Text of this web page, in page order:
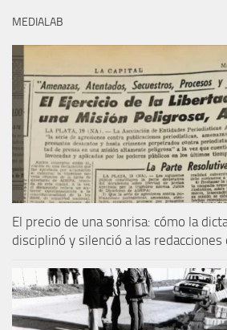
MEDIALAB
El precio de una sonrisa: cómo la
disciplinó y silenció a las